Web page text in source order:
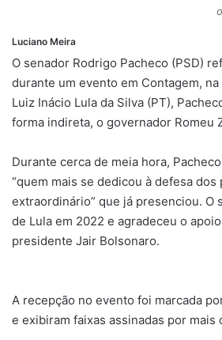
Luciano Meira
O senador Rodrigo Pacheco (PSD)
durante um evento em Contagem,
Luiz Inácio Lula da Silva (PT),
forma indireta, o governador Romeu
Durante cerca de meia hora,
“quem mais se dedicou à defesa
extraordinário” que já presenciou.
de Lula em 2022 e agradeceu o
presidente Jair Bolsonaro.
A recepção no evento foi marcada
e exibiram faixas assinadas por